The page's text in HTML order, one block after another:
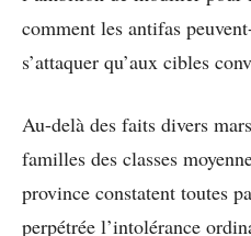
comment les antifas
s’attaquer qu’aux cibles
Au-delà des faits divers
familles des classes
province constatent toutes
perpétrée l’intolérance